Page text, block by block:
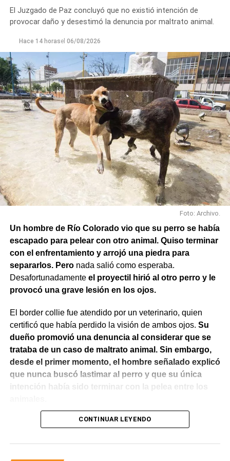
Noroeste, Quinta 25, Carlos Soria y Chacramonte,
donde se entregaron nylon, frazadas, colchones, leña
y alimentos.
En paralelo, las cuadrillas municipales realizaron la
limpieza de alcantarillas y sumideros en distintos
sectores de la ciudad, entre ellos Jujuy y Güemes;
Güemes entre Dr. Maradona y República del Líbano;
Carlos Gardel y Rochdale; Rochdale y Australia;
Rochdale y Jujuy; Yrigoyen y Mendoza; Yrigoyen y
Avenida Roca; y Chula Vista, casi San Juan.
También se efectuaron trabajos en Los Fresnos y Vintter;
Avenida Viterbori y Lago Mascardi; Avenida Roca y
Gadano; y Gadano al 846, donde se retiró una rejilla
dañada y se colocó una valla preventiva para evitar
accidentes.
José Ingenieros y Mendoza, y en 9 de Julio y
Belgrano, con el objetivo de acelerar el drenaje del
El Juzgado de Paz concluyó que no existió intención de
provocar daño y desestimó la denuncia por maltrato animal.
Hace 14 horasel 06/08/2026
Foto: Archivo.
Un hombre de Río Colorado vio que su perro se había
escapado para pelear con otro animal. Quiso terminar
con el enfrentamiento y arrojó una piedra para
separarlos. Peronada salió como esperaba.
Desafortunadamente el proyectil hirió al otro perro y le
provocó una grave lesión en los ojos.
El border collie fue atendido por un veterinario, quien
certificó que había perdido la visión de ambos ojos. Su
dueño promovió una denuncia al considerar que se
trataba de un caso de maltrato animal. Sin embargo,
desde el primer momento, el hombre señalado explicó
que nunca buscó lastimar al perro y que su única
intención había sido terminar con la pelea entre los
El Juzgado de Paz analizó el caso y resolvió desestimar
que los hechos no configuraban la contravención de
maltrato animal prevista en el Código Contravencional.
CONTINUAR LEYENDO